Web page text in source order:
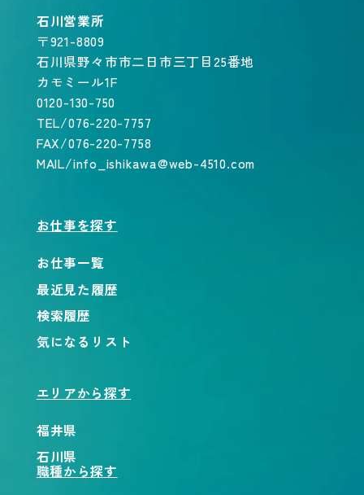
石川営業所
〒921-8809
石川県野々市市二日市三丁目25番地
カモミール1F
0120-130-750
TEL/076-220-7757
FAX/076-220-7758
MAIL/info_ishikawa@web-4510.com
お仕事を探す
お仕事一覧
最近見た履歴
検索履歴
気になるリスト
エリアから探す
福井県
石川県
職種から探す